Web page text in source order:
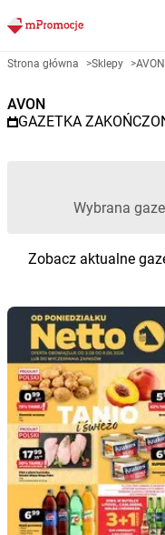
Gazetka
Strona główna >Sklepy >AVON
AVON
GAZETKA
Wybrana
Zobacz aktualne